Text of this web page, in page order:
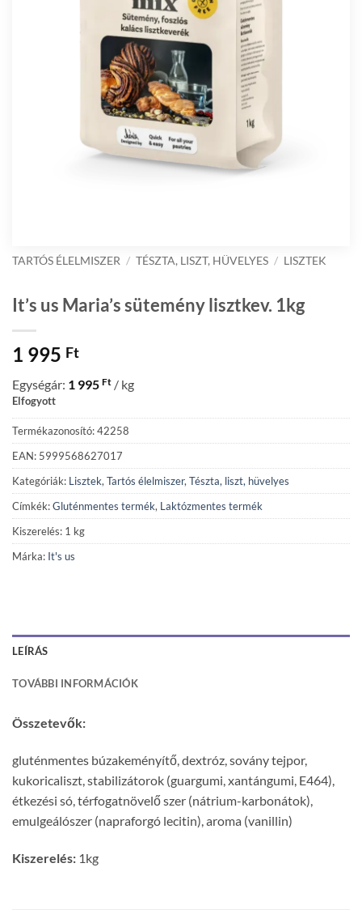
TARTÓS ÉLELMISZER / TÉSZTA, LISZT, HÜVELYES / LISZTEK
It’s us Maria’s sütemény lisztkev. 1kg
1 995 Ft
Egységár: 1 995 Ft / kg
Elfogyott
Termékazonosító: 42258
EAN: 5999568627017
Kategóriák: Lisztek, Tartós élelmiszer, Tészta, liszt, hüvelyes
Címkék:Gluténmentes termék, Laktózmentes termék
Kiszerelés: 1 kg
Márka: It's us
LEÍRÁS
TOVÁBBI INFORMÁCIÓK
Összetevők:
gluténmentes búzakeményítő, dextróz, sovány tejpor,
kukoricaliszt, stabilizátorok (guargumi, xantángumi, E464),
étkezési só, térfogatnövelő szer (nátrium-karbonátok),
emulgeálószer (napraforgó lecitin), aroma (vanillin)
Kiszerelés: 1kg